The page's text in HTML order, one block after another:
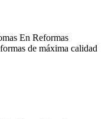
En Reformas
de máxima calidad